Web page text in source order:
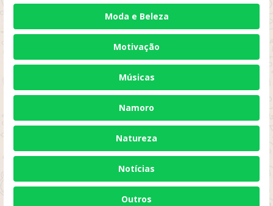
Moda e Beleza
Motivação
Músicas
Namoro
Natureza
Notícias
Outros